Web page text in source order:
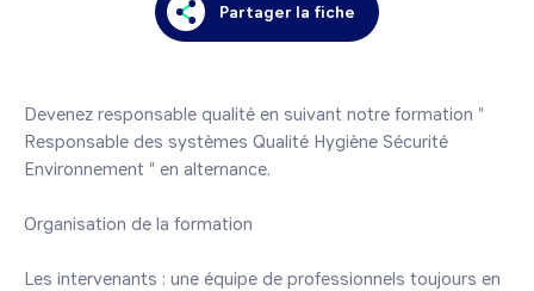
Partager la fiche
Devenez responsable qualité en suivant notre formation "
Responsable des systèmes Qualité Hygiène Sécurité
Environnement " en alternance.
Organisation de la formation
Les intervenants : une équipe de professionnels toujours en